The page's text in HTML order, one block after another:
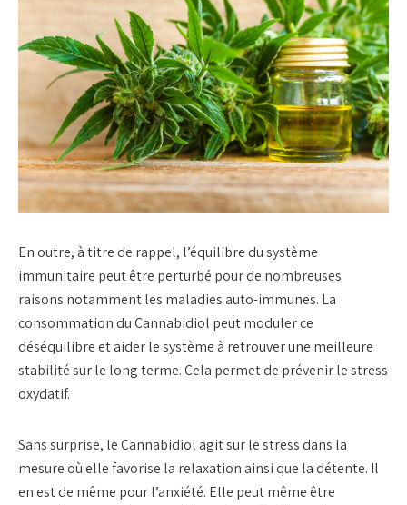
En outre, à titre de rappel, l’équilibre du système
immunitaire peut être perturbé pour de nombreuses
raisons notamment les maladies auto-immunes. La
consommation du Cannabidiol peut moduler ce
déséquilibre et aider le système à retrouver une meilleure
stabilité sur le long terme. Cela permet de prévenir le stress
oxydatif.
Sans surprise, le Cannabidiol agit sur le stress dans la
mesure où elle favorise la relaxation ainsi que la détente. Il
en est de même pour l’anxiété. Elle peut même être